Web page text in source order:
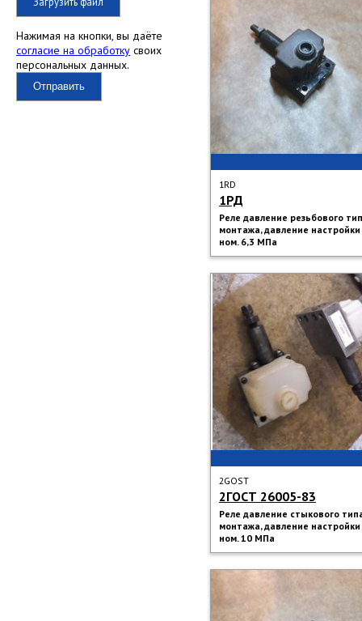
Нажимая на кнопки, вы даёте
согласие на обработку своих
персональных данных.
Отправить
1RD
1РД
Реле давление резьбового
монтажа, давление настройки
ном. 6,3 МПа
2GOST
2ГОСТ 26005-83
Реле давление стыкового
монтажа, давление настройки
ном. 10 МПа